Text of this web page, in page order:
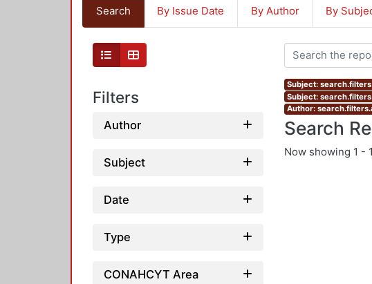
Search By Issue Date By Author By
Filters
Author
Subject
Date
Type
CONAHCYT Area
Subject:
Subject:
Author:
Search
Now showing 1 -